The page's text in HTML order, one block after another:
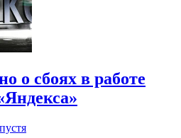
о сбоях в работе